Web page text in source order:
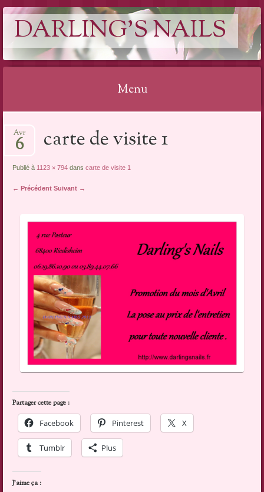
DARLING'S NAILS
Menu
au
carte de visite 1
Avr
6
Publié à 1123 × 794 danscarte de visite 1
← Précédent Suivant →
Partager cette page :
Facebook
Pinterest X
Tumblr Plus
J’aime ça :